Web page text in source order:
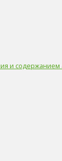
и содержанием